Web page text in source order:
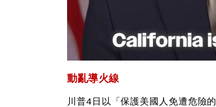
動亂導火線
川普4日以「保護美國人免遭危險